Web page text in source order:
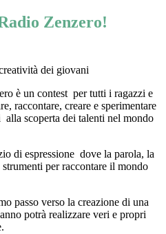
Zenzero!
dei giovani
è un contest per tutti i ragazzi e
raccontare, creare e sperimentare
scoperta dei talenti nel mondo
di espressione dove la parola, la
per raccontare il mondo
passo verso la creazione di una
potrà realizzare veri e propri